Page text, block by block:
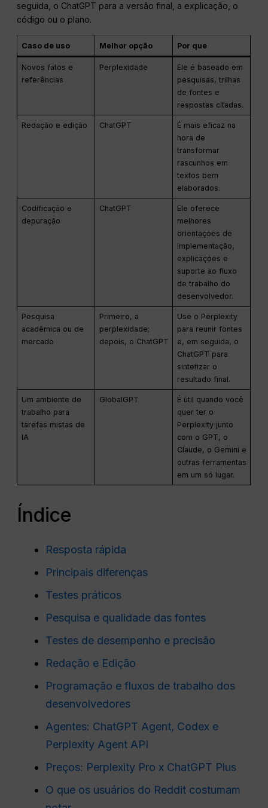
seguida, o ChatGPT para a versão final, a explicação, o
código ou o plano.
Caso de uso Melhor opção Por que
Novos fatos e
referências
Perplexidade
Ele é baseado em
pesquisas, trilhas
de fontes e
respostas citadas.
Redação e edição ChatGPT
É mais eficaz na
hora de
transformar
rascunhos em
textos bem
elaborados.
Codificação e
depuração
ChatGPT
Ele oferece
melhores
orientações de
implementação,
explicações e
suporte ao fluxo
de trabalho do
desenvolvedor.
Pesquisa
acadêmica ou de
mercado
Primeiro, a
perplexidade;
depois, o ChatGPT
Use o Perplexity
para reunir fontes
e, em seguida, o
ChatGPT para
sintetizar o
resultado final.
Um ambiente de
trabalho para
tarefas mistas de
IA
GlobalGPT
É útil quando você
quer ter o
Perplexity junto
com o GPT, o
Claude, o Gemini e
outras ferramentas
em um só lugar.
Índice
Resposta rápida
Principais diferenças
Testes práticos
Pesquisa e qualidade das fontes
Testes de desempenho e precisão
Redação e Edição
Programação e fluxos de trabalho dos
desenvolvedores
Agentes: ChatGPT Agent, Codex e
Perplexity Agent API
Preços: Perplexity Pro x ChatGPT Plus
O que os usuários do Reddit costumam